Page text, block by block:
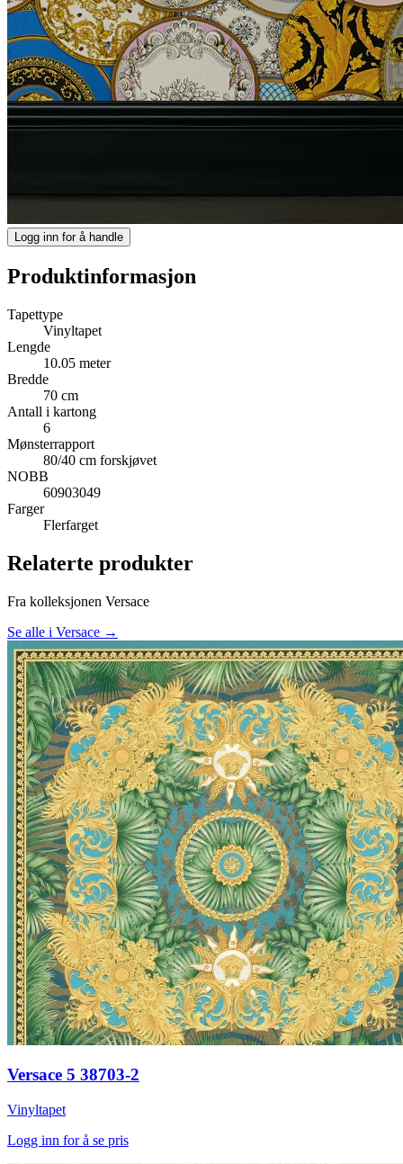
Logg inn for å handle
Produktinformasjon
Tapettype
Vinyltapet
Lengde
10.05 meter
Bredde
70 cm
Antall i kartong
6
Mønsterrapport
80/40 cm forskjøvet
NOBB
60903049
Farger
Flerfarget
Relaterte produkter
Fra kolleksjonen Versace
Se alle i Versace →
Versace 5 38703-2
Vinyltapet
Logg inn for å se pris